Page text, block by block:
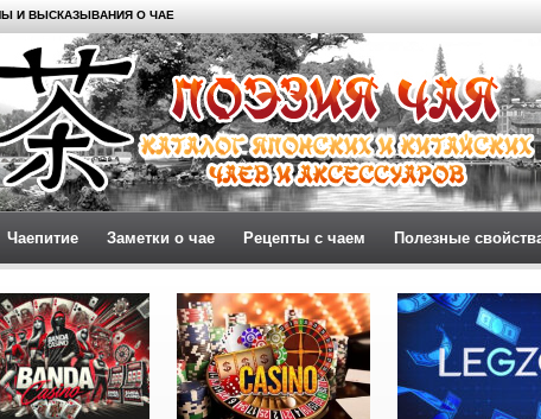
И ВЫСКАЗЫВАНИЯ О ЧАЕ
Чаепитие Заметки о чае Рецепты с чаем Полезные